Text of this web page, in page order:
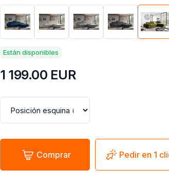
Están disponibles
1 199.00 EUR
Comprar Pedir en 1